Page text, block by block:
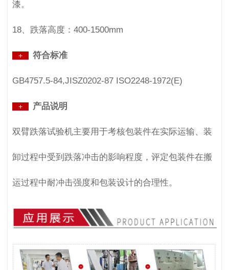
漆。
18、跌落高度：400-1500mm
+ 符合标准
GB4757.5-84,JISZ0202-87 ISO2248-1972(E)
+ 产品说明
双臂跌落试验机主要用于考核包装件在实际运输、装
卸过程中受到跌落冲击的影响程度，评定包装件在搬
运过程中耐冲击强度和包装设计的合理性。